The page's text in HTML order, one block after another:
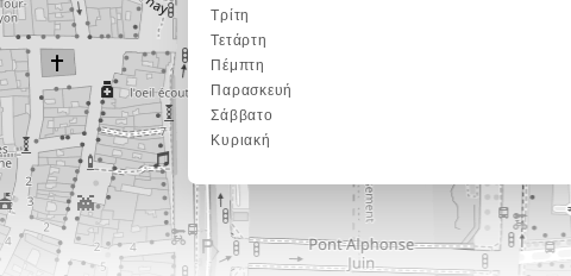
Τρίτη
Τετάρτη
Πέμπτη
Παρασκευή
Σάββατο
Κυριακή